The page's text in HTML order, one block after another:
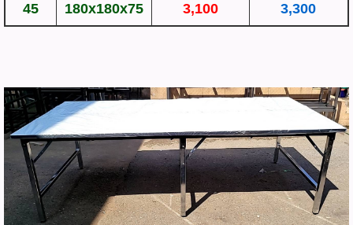
45 180x180x75 3,100 3,300